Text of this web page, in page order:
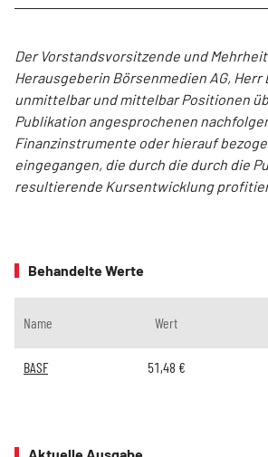
Der Vorstandsvorsitzende und
Herausgeberin Börsenmedien AG,
unmittelbar und mittelbar Positionen
Publikation angesprochenen
Finanzinstrumente oder hierauf
eingegangen, die durch die durch die
resultierende Kursentwicklung
Behandelte Werte
Name Wert
BASF 51,48 €